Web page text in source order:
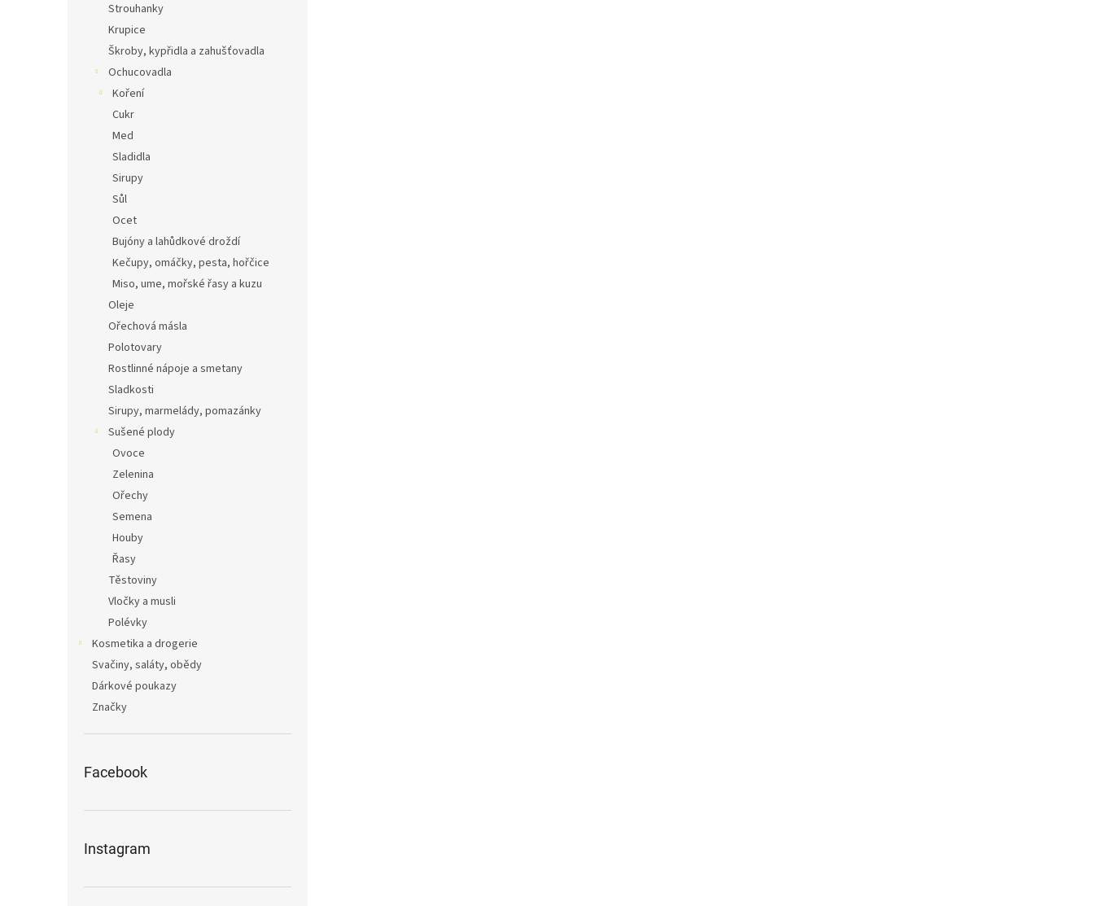
Strouhanky
Krupice
Škroby, kypřidla a zahušťovadla
Ochucovadla
Koření
Cukr
Med
Sladidla
Sirupy
Sůl
Ocet
Bujóny a lahůdkové droždí
Kečupy, omáčky, pesta, hořčice
Miso, ume, mořské řasy a kuzu
Oleje
Ořechová másla
Polotovary
Rostlinné nápoje a smetany
Sladkosti
Sirupy, marmelády, pomazánky
Sušené plody
Ovoce
Zelenina
Ořechy
Semena
Houby
Řasy
Těstoviny
Vločky a musli
Polévky
Kosmetika a drogerie
Svačiny, saláty, obědy
Dárkové poukazy
Značky
Facebook
Instagram